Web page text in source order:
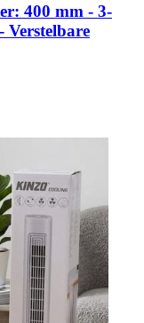
400 mm - 3-
Verstelbare